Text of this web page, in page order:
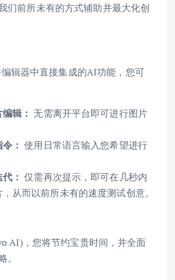
们前所未有的方式辅助并最大化创
辑器中直接集成的AI功能，您可
辑： 无需离开平台即可进行图片
： 使用日常语言输入您希望进行
： 仅需再次提示，即可在几秒内
从而以前所未有的速度测试创意。
AI)，您将节约宝贵时间，并全面